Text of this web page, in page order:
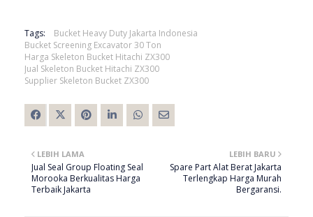
Tags:
Bucket Heavy Duty Jakarta Indonesia
Bucket Screening Excavator 30 Ton
Harga Skeleton Bucket Hitachi ZX300
Jual Skeleton Bucket Hitachi ZX300
Supplier Skeleton Bucket ZX300
LEBIH BARU
Spare Part Alat Berat Jakarta
Terlengkap Harga Murah
Bergaransi.
LEBIH LAMA
Jual Seal Group Floating Seal
Morooka Berkualitas Harga
Terbaik Jakarta